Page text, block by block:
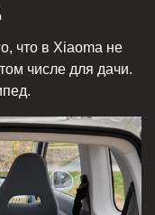
что в Xiaoma не
числе для дачи.